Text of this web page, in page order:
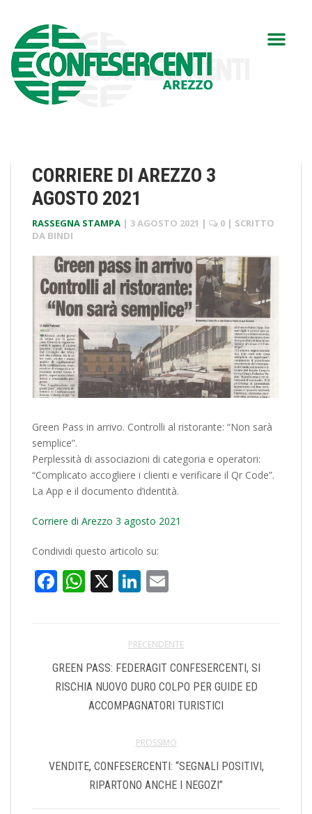
CORRIERE DI AREZZO 3
AGOSTO 2021
RASSEGNA STAMPA | 3 AGOSTO 2021 | 0 | SCRITTO
DA BINDI
Green Pass in arrivo. Controlli al ristorante: “Non sarà
semplice”.
Perplessità di associazioni di categoria e operatori:
“Complicato accogliere i clienti e verificare il Qr Code”.
La App e il documento d’identità.
Corriere di Arezzo 3 agosto 2021
Condividi questo articolo su:
Facebook
WhatsApp
X LinkedIn
PRECENDENTE
GREEN PASS: FEDERAGIT CONFESERCENTI, SI
RISCHIA NUOVO DURO COLPO PER GUIDE ED
ACCOMPAGNATORI TURISTICI
PROSSIMO
VENDITE, CONFESERCENTI: “SEGNALI POSITIVI,
RIPARTONO ANCHE I NEGOZI”